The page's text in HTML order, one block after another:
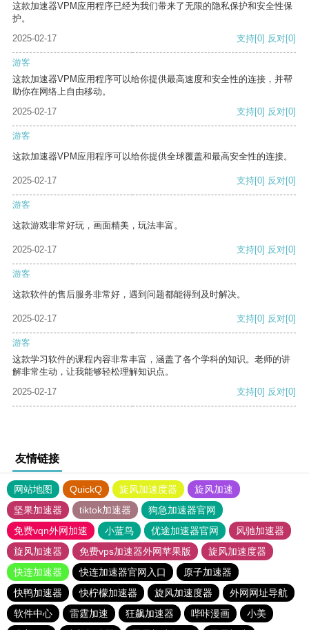
这款加速器VPM应用程序已经为我们带来了无限的隐私保护和安全性保
护。
2025-02-17
支持[0] 反对[0]
游客
这款加速器VPM应用程序可以给你提供最高速度和安全性的连接，并帮
助你在网络上自由移动。
2025-02-17
支持[0] 反对[0]
游客
这款加速器VPM应用程序可以给你提供全球覆盖和最高安全性的连接。
2025-02-17 支持[0] 反对[0]
游客
这款游戏非常好玩，画面精美，玩法丰富。
2025-02-17 支持[0] 反对[0]
游客
这款软件的售后服务非常好，遇到问题都能得到及时解决。
2025-02-17 支持[0] 反对[0]
游客
这款学习软件的课程内容非常丰富，涵盖了各个学科的知识。老师的讲
解非常生动，让我能够轻松理解知识点。
2025-02-17
支持[0] 反对[0]
友情链接
网站地图 QuickQ 旋风加速度器
旋风加速
坚果加速器
tiktok加速器
狗急加速器官网
免费vqn外网加速
小蓝鸟 优途加速器官网
风驰加速器
旋风加速器
免费vps加速器外网苹果版
旋风加速度器
快连加速器
快连加速器官网入口
原子加速器
快鸭加速器
快柠檬加速器 旋风加速度器
外网网址导航
软件中心
雷霆加速 狂飙加速器 哔咔漫画
小美